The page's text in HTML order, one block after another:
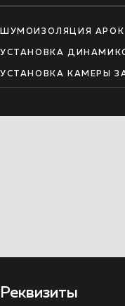
ШУМОИЗОЛЯЦИЯ АРОК
УСТАНОВКА
УСТАНОВКА КАМЕРЫ
Реквизиты